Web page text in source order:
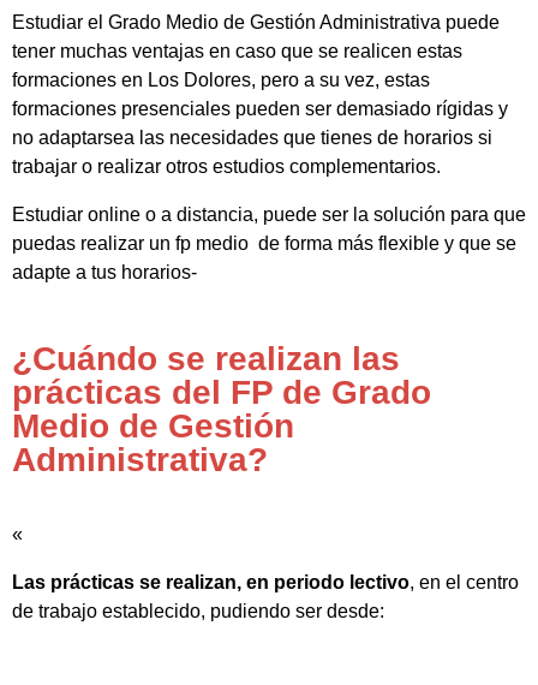
Estudiar el Grado Medio de Gestión Administrativa puede
tener muchas ventajas en caso que se realicen estas
formaciones en Los Dolores, pero a su vez, estas
formaciones presenciales pueden ser demasiado rígidas y
no adaptarsea las necesidades que tienes de horarios si
trabajar o realizar otros estudios complementarios.
Estudiar online o a distancia, puede ser la solución para que
puedas realizar un fp medio de forma más flexible y que se
adapte a tus horarios-
¿Cuándo se realizan las
prácticas del FP de Grado
Medio de Gestión
Administrativa?
«
Las prácticas se realizan, en periodo lectivo, en el centro
de trabajo establecido, pudiendo ser desde: